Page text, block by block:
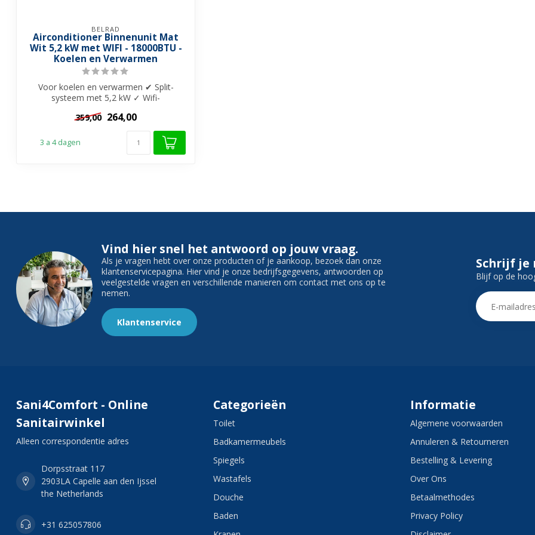
BELRAD
Airconditioner Binnenunit Mat
Wit 5,2 kW met WIFI - 18000BTU -
Koelen en Verwarmen
Voor koelen en verwarmen ✔ Split-
systeem met 5,2 kW ✓ Wifi-
359,00 264,00
3 a 4 dagen
Vind hier snel het antwoord op jouw vraag.
Als je vragen hebt over onze producten of je aankoop, bezoek dan onze
klantenservicepagina. Hier vind je onze bedrijfsgegevens, antwoorden op
veelgestelde vragen en verschillende manieren om contact met ons op te
nemen.
Klantenservice
Schrijf je
Blijf op de
Sani4Comfort - Online
Sanitairwinkel
Alleen correspondentie adres
Dorpsstraat 117
2903LA Capelle aan den Ijssel
the Netherlands
+31 625057806
Categorieën
Toilet
Badkamermeubels
Spiegels
Wastafels
Douche
Baden
Informatie
Algemene voorwaarden
Annuleren & Retourneren
Bestelling & Levering
Over Ons
Betaalmethodes
Privacy Policy